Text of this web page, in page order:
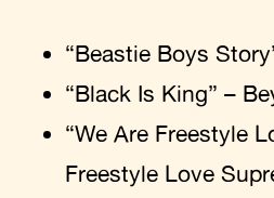
“Beastie Boys
“Black Is King” –
“We Are Freestyle
Freestyle Love